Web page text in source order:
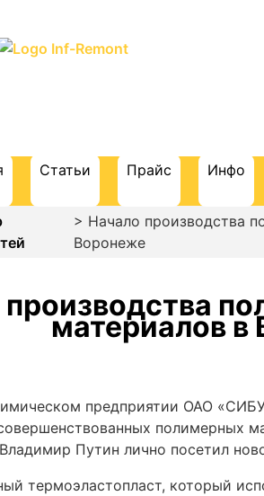
Статьи Прайс Инфо
> Начало производства
Воронеже
производства
материалов в
предприятии ОАО
полимерных
Путин лично посетил
термоэластопласт, который